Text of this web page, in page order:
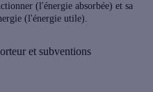
(l'énergie absorbée) et sa
(l'énergie utile).
et subventions